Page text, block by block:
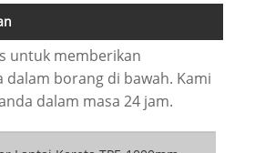
untuk memberikan
dalam borang di bawah. Kami
dalam masa 24 jam.